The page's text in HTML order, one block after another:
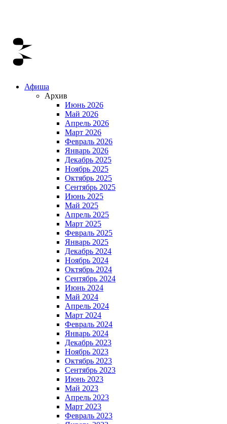
Афиша
Архив
Июнь 2026
Май 2026
Апрель 2026
Март 2026
Февраль 2026
Январь 2026
Декабрь 2025
Ноябрь 2025
Октябрь 2025
Сентябрь 2025
Июнь 2025
Май 2025
Апрель 2025
Март 2025
Февраль 2025
Январь 2025
Декабрь 2024
Ноябрь 2024
Октябрь 2024
Сентябрь 2024
Июнь 2024
Май 2024
Апрель 2024
Март 2024
Февраль 2024
Январь 2024
Декабрь 2023
Ноябрь 2023
Октябрь 2023
Сентябрь 2023
Июнь 2023
Май 2023
Апрель 2023
Март 2023
Февраль 2023